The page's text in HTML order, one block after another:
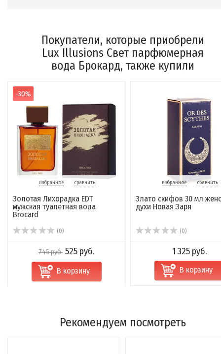
Покупатели, которые приобрели
Lux Illusions Свет парфюмерная
вода Брокард, также купили
-30%
избранное сравнить
Золотая Лихорадка EDT
мужская туалетная вода
Brocard
(0)
745 руб. 525 руб.
В корзину
избранное сравнить
Злато скифов 30 мл
духи Новая Заря
(0)
1 325 руб.
В корзину
Рекомендуем посмотреть